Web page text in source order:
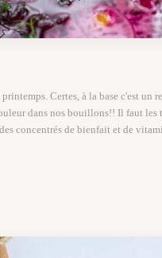
Certes, à la base c'est un
dans nos bouillons!! Il faut les
concentrés de bienfait et de